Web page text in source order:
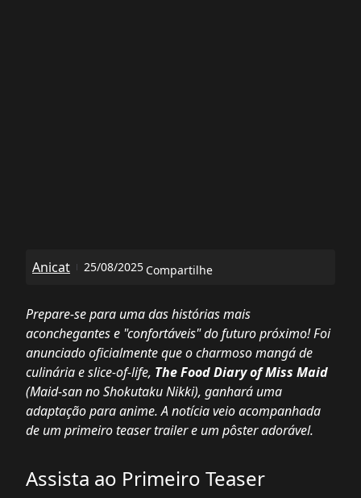
Anicat 25/08/2025 Compartilhe
Prepare-se para uma das histórias mais
aconchegantes e "confortáveis" do futuro próximo! Foi
anunciado oficialmente que o charmoso mangá de
culinária e slice-of-life, The Food Diary of Miss Maid
(Maid-san no Shokutaku Nikki), ganhará uma
adaptação para anime. A notícia veio acompanhada
de um primeiro teaser trailer e um pôster adorável.
Assista ao Primeiro Teaser